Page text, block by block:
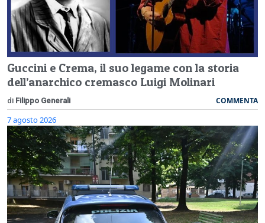
Guccini e Crema, il suo legame con la storia
dell’anarchico cremasco Luigi Molinari
di Filippo Generali COMMENTA
7 agosto 2026